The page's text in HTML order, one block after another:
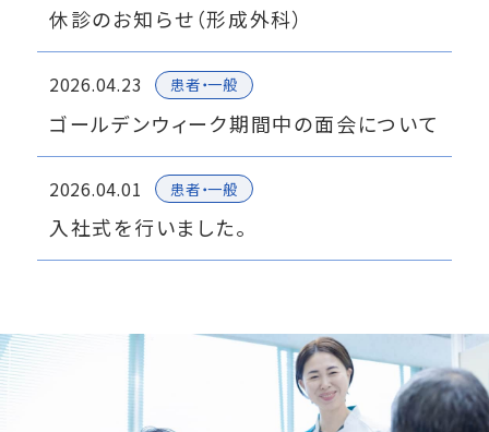
休診のお知らせ（形成外科）
2026.04.23 患者・一般
ゴールデンウィーク期間中の面会について
2026.04.01 患者・一般
入社式を行いました。